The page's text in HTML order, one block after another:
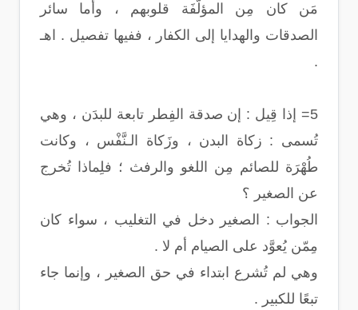
مَن كان مِن المؤلَّفَة قلوبهم ، وأما سائر
الصدقات والهدايا إلى الكفار ، ففيها تفصيل . اهـ
.
5= إذا قِيل : إن صدقة الفِطر تابعة للبدَن ، وهي
تُسمى : زكاة البدن ، وزَكاة الـنَّفْس ، وكانت
طُهْرَة للصائم مِن اللغو والرفث ؛ فلِماذا تُخرج
عن الصغير ؟
الجواب : الصغير دخل في التغليب ، سواء كان
مِمّن يُعوَّد على الصيام أم لا .
وهي لم تُشرع ابتداء في حق الصغير ، وإنما جاء
تبعًا للكبير .